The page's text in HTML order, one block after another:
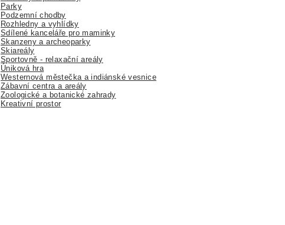
Parky
Podzemní chodby
Rozhledny a vyhlídky
Sdílené kanceláře pro maminky
Skanzeny a archeoparky
Skiareály
Sportovně - relaxační areály
Úniková hra
Westernová městečka a indiánské vesnice
Zábavní centra a areály
Zoologické a botanické zahrady
Kreativní prostor